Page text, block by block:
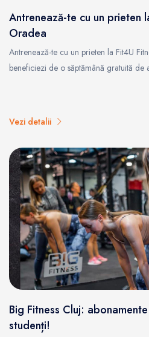
Antrenează-te cu un prieten
Oradea
Antrenează-te cu un prieten la Fit4U
beneficiezi de o săptămână gratuită de
Vezi detalii
Big Fitness Cluj:
studenți!